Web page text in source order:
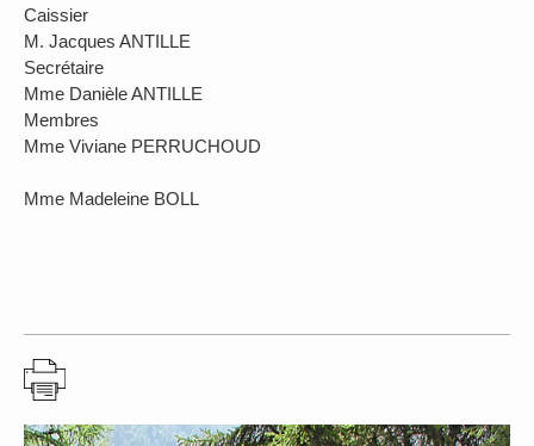
Caissier
M. Jacques ANTILLE
Secrétaire
Mme Danièle ANTILLE
Membres
Mme Viviane PERRUCHOUD
Mme Madeleine BOLL